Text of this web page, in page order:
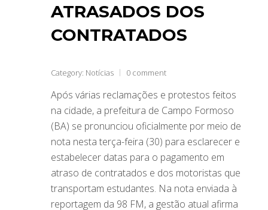
ATRASADOS DOS
CONTRATADOS
Category: Notícias 0 comment
Após várias reclamações e protestos feitos
na cidade, a prefeitura de Campo Formoso
(BA) se pronunciou oficialmente por meio de
nota nesta terça-feira (30) para esclarecer e
estabelecer datas para o pagamento em
atraso de contratados e dos motoristas que
transportam estudantes. Na nota enviada à
reportagem da 98 FM, a gestão atual afirma